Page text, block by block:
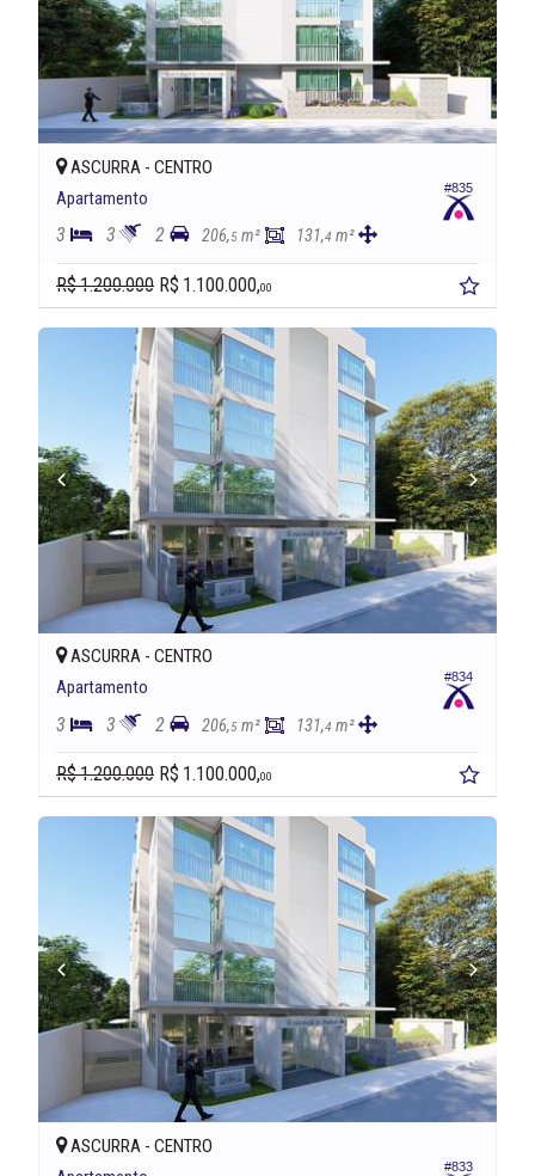
#835
ASCURRA - CENTRO
Apartamento
3 3 2 206,5 m² 131,4 m²
R$ 1.200.000 R$ 1.100.000,00
#834
ASCURRA - CENTRO
Apartamento
3 3 2 206,5 m² 131,4 m²
R$ 1.200.000 R$ 1.100.000,00
#833
ASCURRA - CENTRO